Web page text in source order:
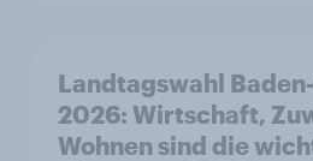
Landtagswahl
2026: Wirtschaft,
Wohnen sind die